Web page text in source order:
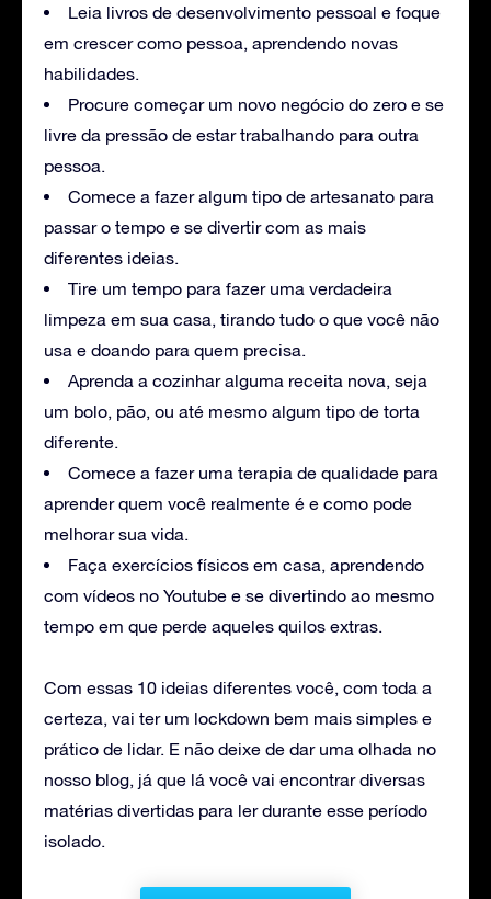
Leia livros de desenvolvimento pessoal e foque
em crescer como pessoa, aprendendo novas
habilidades.
Procure começar um novo negócio do zero e se
livre da pressão de estar trabalhando para outra
pessoa.
Comece a fazer algum tipo de artesanato para
passar o tempo e se divertir com as mais
diferentes ideias.
Tire um tempo para fazer uma verdadeira
limpeza em sua casa, tirando tudo o que você não
usa e doando para quem precisa.
Aprenda a cozinhar alguma receita nova, seja
um bolo, pão, ou até mesmo algum tipo de torta
diferente.
Comece a fazer uma terapia de qualidade para
aprender quem você realmente é e como pode
melhorar sua vida.
Faça exercícios físicos em casa, aprendendo
com vídeos no Youtube e se divertindo ao mesmo
tempo em que perde aqueles quilos extras.
Com essas 10 ideias diferentes você, com toda a
certeza, vai ter um lockdown bem mais simples e
prático de lidar. E não deixe de dar uma olhada no
nosso blog, já que lá você vai encontrar diversas
matérias divertidas para ler durante esse período
isolado.